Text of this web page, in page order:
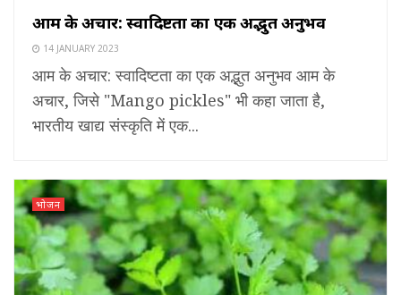
आम के अचार: स्वादिष्टता का एक अद्भुत अनुभव
14 JANUARY 2023
आम के अचार: स्वादिष्टता का एक अद्भुत अनुभव आम के
अचार, जिसे "Mango pickles" भी कहा जाता है,
भारतीय खाद्य संस्कृति में एक...
भोजन